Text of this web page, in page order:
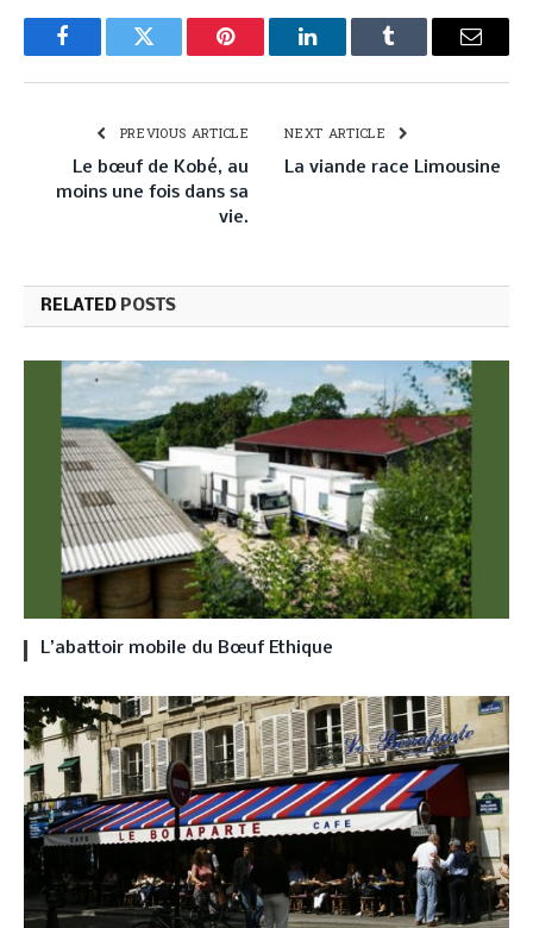
FacebookTwitter Pinterest LinkedInTumblr Email
PREVIOUS ARTICLE
Le bœuf de Kobé, au
moins une fois dans sa
vie.
NEXT ARTICLE
La viande race Limousine
RELATED POSTS
L’abattoir mobile du Bœuf Ethique